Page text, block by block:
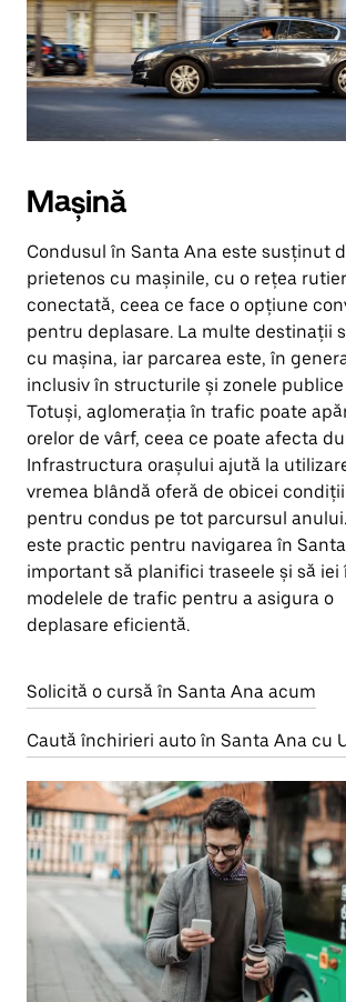
Mașină
Condusul în Santa Ana este susținut
prietenos cu mașinile, cu o rețea
conectată, ceea ce face o opțiune
pentru deplasare. La multe destinații
cu mașina, iar parcarea este, în
inclusiv în structurile și zonele
Totuși, aglomerația în trafic poate
orelor de vârf, ceea ce poate afecta
Infrastructura orașului ajută la
vremea blândă oferă de obicei
pentru condus pe tot parcursul
este practic pentru navigarea în
important să planifici traseele și să iei
modelele de trafic pentru a asigura o
deplasare eficientă.
Solicită o cursă în Santa Ana acum
Caută închirieri auto în Santa Ana cu